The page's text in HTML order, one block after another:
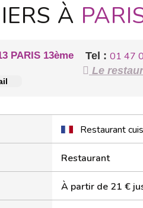
À
PARIS 13ème Tel : 01 47
Le
Restaurant
Restaurant
À partir de 21 €